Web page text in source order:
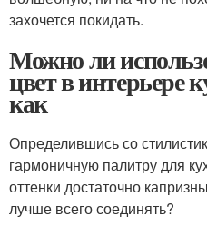
захочется покидать.
Можно ли
цвет в интерьере
как
Определившись со
гармоничную палитру для
оттенки достаточно
лучше всего соединять?